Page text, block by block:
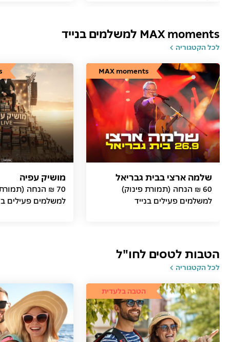
MAX moments למשלמים בנייד
לכל הקטגוריה
שלמה ארצי בבית גבריאל
60 ₪ הנחה (תמורת פינוק)
למשלמים פעילים בנייד
MAX moments
מושיק עפיה
70 ₪ הנחה
למשלמים פעילים
הטבות לטסים לחו"ל
לכל הקטגוריה
הטבה בלעדית